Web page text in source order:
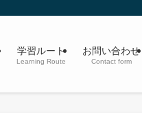
学習ルート
Learning Route
お問い合わせ
Contact form